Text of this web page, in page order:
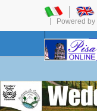
Powered by